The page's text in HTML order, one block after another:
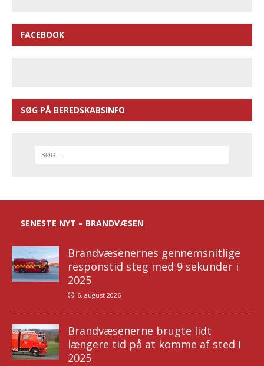
FACEBOOK
SØG PÅ BEREDSKABSINFO
SENESTE NYT – BRANDVÆSEN
Brandvæsenernes gennemsnitlige
responstid steg med 9 sekunder i
2025
6. august 2026
Brandvæsenerne brugte lidt
længere tid på at komme af sted i
2025